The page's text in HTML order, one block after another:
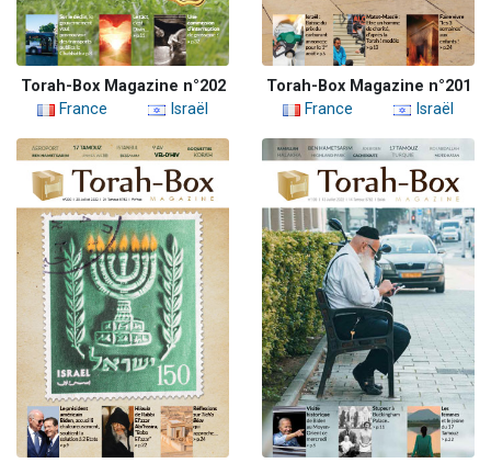
Torah-Box Magazine n°202
France
Israël
Torah-Box Magazine n°201
France
Israël